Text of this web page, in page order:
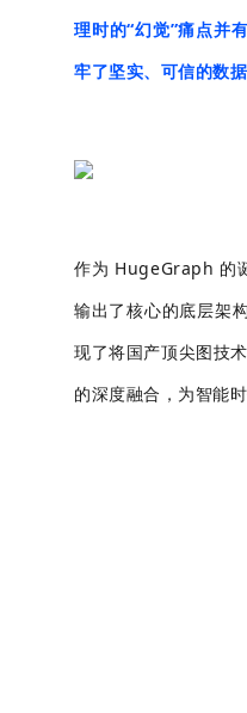
理时的“幻觉”痛点并
牢了坚实、可信的数据
作为 HugeGraph 的
输出了核心的底层架
现了将国产顶尖图技
的深度融合，为智能